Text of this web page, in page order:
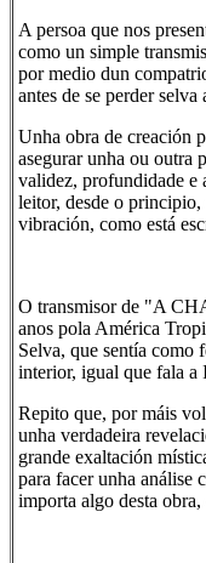
A persoa que nos
como un simple
por medio dun
antes de se perder
Unha obra de creación
asegurar unha ou outra
validez, profundidade e
leitor, desde o principio,
vibración, como está
O transmisor de "A
anos pola América
Selva, que sentía como
interior, igual que fala a
Repito que, por máis
unha verdadeira
grande exaltación
para facer unha análise
importa algo desta